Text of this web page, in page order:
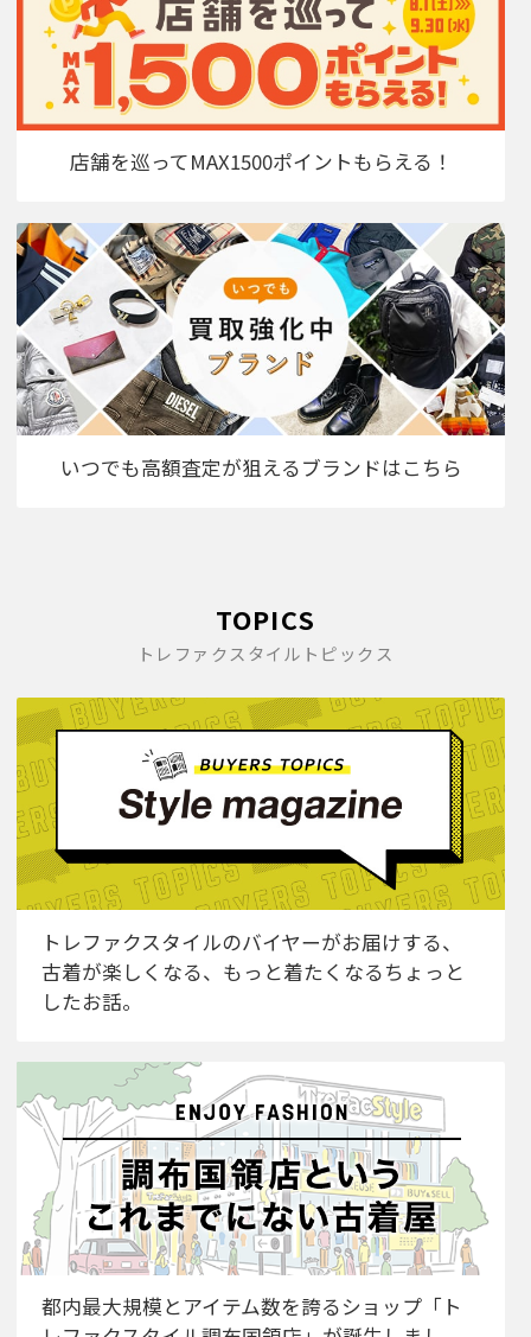
店舗を巡ってMAX1500ポイントもらえる！
いつでも高額査定が狙えるブランドはこちら
TOPICS
トレファクスタイルトピックス
トレファクスタイルのバイヤーがお届けする、
古着が楽しくなる、もっと着たくなるちょっと
したお話。
都内最大規模とアイテム数を誇るショップ「ト